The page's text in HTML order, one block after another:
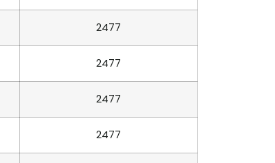
2477
2477
2477
2477